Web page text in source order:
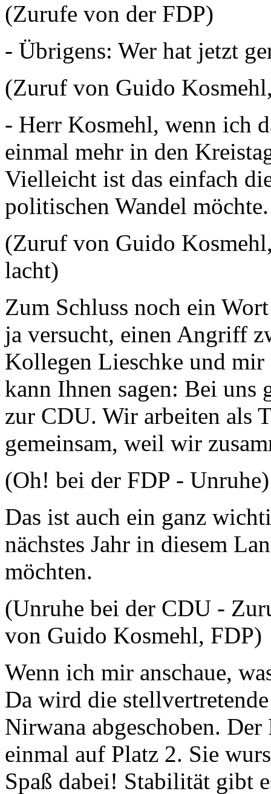
(Zurufe von der FDP)
- Übrigens: Wer hat jetzt
(Zuruf von Guido
- Herr Kosmehl, wenn ich
einmal mehr in den
Vielleicht ist das einfach
politischen Wandel
(Zuruf von Guido
lacht)
Zum Schluss noch ein
ja versucht, einen Angriff
Kollegen Lieschke und
kann Ihnen sagen: Bei uns
zur CDU. Wir arbeiten als
gemeinsam, weil wir
(Oh! bei der FDP - Unruhe)
Das ist auch ein ganz
nächstes Jahr in diesem
möchten.
(Unruhe bei der CDU -
von Guido Kosmehl, FDP)
Wenn ich mir anschaue,
Da wird die
Nirwana abgeschoben.
einmal auf Platz 2. Sie
Spaß dabei! Stabilität gibt